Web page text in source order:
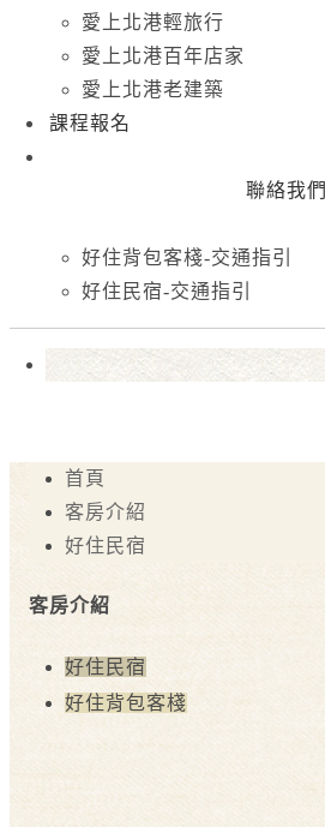
愛上北港輕旅行
愛上北港百年店家
愛上北港老建築
課程報名
聯絡我們
好住背包客棧-交通指引
好住民宿-交通指引
首頁
客房介紹
好住民宿
客房介紹
好住民宿
好住背包客棧